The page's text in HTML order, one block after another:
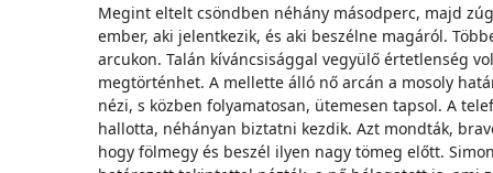
Megint eltelt csöndben néhány másodperc, majd
ember, aki jelentkezik, és aki beszélne magáról.
arcukon. Talán kíváncsisággal vegyülő értetlenség
megtörténhet. A mellette álló nő arcán a mosoly
nézi, s közben folyamatosan, ütemesen tapsol. A
hallotta, néhányan biztatni kezdik. Azt mondták,
hogy fölmegy és beszél ilyen nagy tömeg előtt.